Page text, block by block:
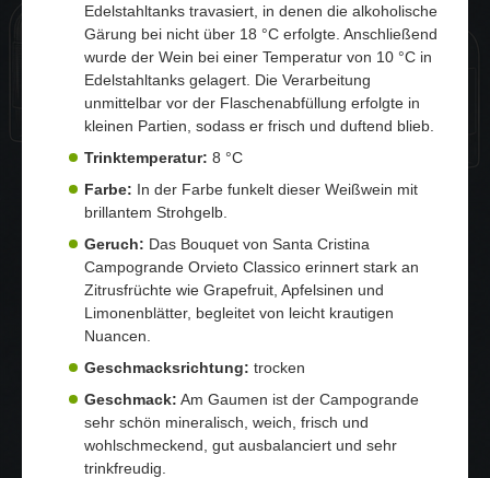
Edelstahltanks travasiert, in denen die alkoholische
Gärung bei nicht über 18 °C erfolgte. Anschließend
wurde der Wein bei einer Temperatur von 10 °C in
Edelstahltanks gelagert. Die Verarbeitung
unmittelbar vor der Flaschenabfüllung erfolgte in
kleinen Partien, sodass er frisch und duftend blieb.
Trinktemperatur: 8 °C
Farbe: In der Farbe funkelt dieser Weißwein mit
brillantem Strohgelb.
Geruch: Das Bouquet von Santa Cristina
Campogrande Orvieto Classico erinnert stark an
Zitrusfrüchte wie Grapefruit, Apfelsinen und
Limonenblätter, begleitet von leicht krautigen
Nuancen.
Geschmacksrichtung: trocken
Geschmack: Am Gaumen ist der Campogrande
sehr schön mineralisch, weich, frisch und
wohlschmeckend, gut ausbalanciert und sehr
trinkfreudig.